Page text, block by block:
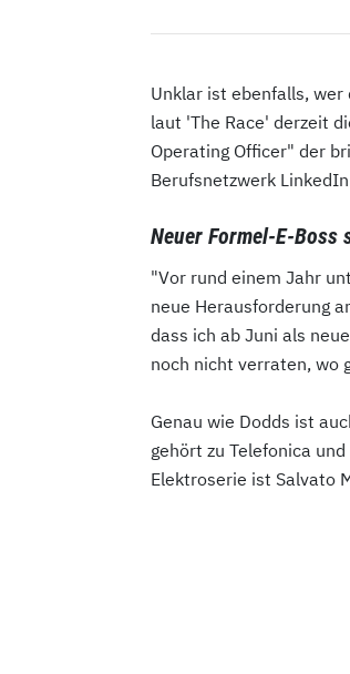
Unklar ist ebenfalls,
laut 'The Race' derzeit
Operating Officer" der
Berufsnetzwerk
Neuer Formel-E-Boss
"Vor rund einem Jahr
neue Herausforderung
dass ich ab Juni als
noch nicht verraten, wo
Genau wie Dodds ist
gehört zu Telefonica
Elektroserie ist Salvato